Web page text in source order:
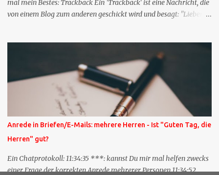
mal mein Bestes: Trackback Ein 'Trackback' ist eine Nachricht, die
von einem Blog zum anderen geschickt wird und besagt: "Lieber
was ich zu deinem Inhalt zu sagen hatte." Diese
Nachrichtenfunktion wird 'angestoßen' in dem 'mein' Blog an die
'TrackbackURL' des Anderen einen 'Ping' schickt, d.h. ein paar
Parameter übergibt (URL meines Eintrags, Kurzzitat meines
Beitrags). Praktisch muss man nichts Anderes tun, als die
TrackbackURL beim Schreiben meines Beitrags in ein bestimmtes
Feld in meinem 'Blog-Redaktionssystem' einzufügen. Trackbacks
und TrackbackURLs sind heute recht selten. Das Trackback-
Verfahren wurde wei...
Anrede in Briefen/E-Mails: mehrere Herren - Ist "Guten Tag, die
Herren" gut?
Ein Chatprotokoll: 11:34:35 ***: kannst Du mir mal helfen zwecks
einer Frage der korrekten Anrede mehrerer Personen 11:34:52